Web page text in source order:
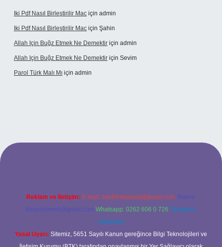
Iki Pdf Nasıl Birleştirilir Mac için admin
Iki Pdf Nasıl Birleştirilir Mac için Şahin
Allah Için Buğz Etmek Ne Demektir için admin
Allah Için Buğz Etmek Ne Demektir için Sevim
Parol Türk Malı Mı için admin
giriş
Reklam ve İletişim: E-mail: backlinkpaneli@gmail.com Teams:
forumhizmeti@gmail.com Whatsapp: 0262 606 0 726 Telegram:
@karabul
Yasal Uyarı: Sitemiz, 5651 Sayılı Kanun gereğince Bilgi Teknolojileri ve